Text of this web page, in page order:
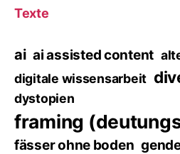
Texte
ai ai assisted content
digitale wissensarbeit
dystopien
framing
fässer ohne boden